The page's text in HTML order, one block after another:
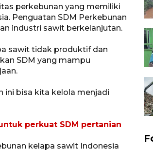
perkebunan yang memiliki
Penguatan SDM Perkebunan
industri sawit berkelanjutan.
sawit tidak produktif dan
SDM yang mampu
ini bisa kita kelola menjadi
perkuat SDM pertanian
kelapa sawit Indonesia